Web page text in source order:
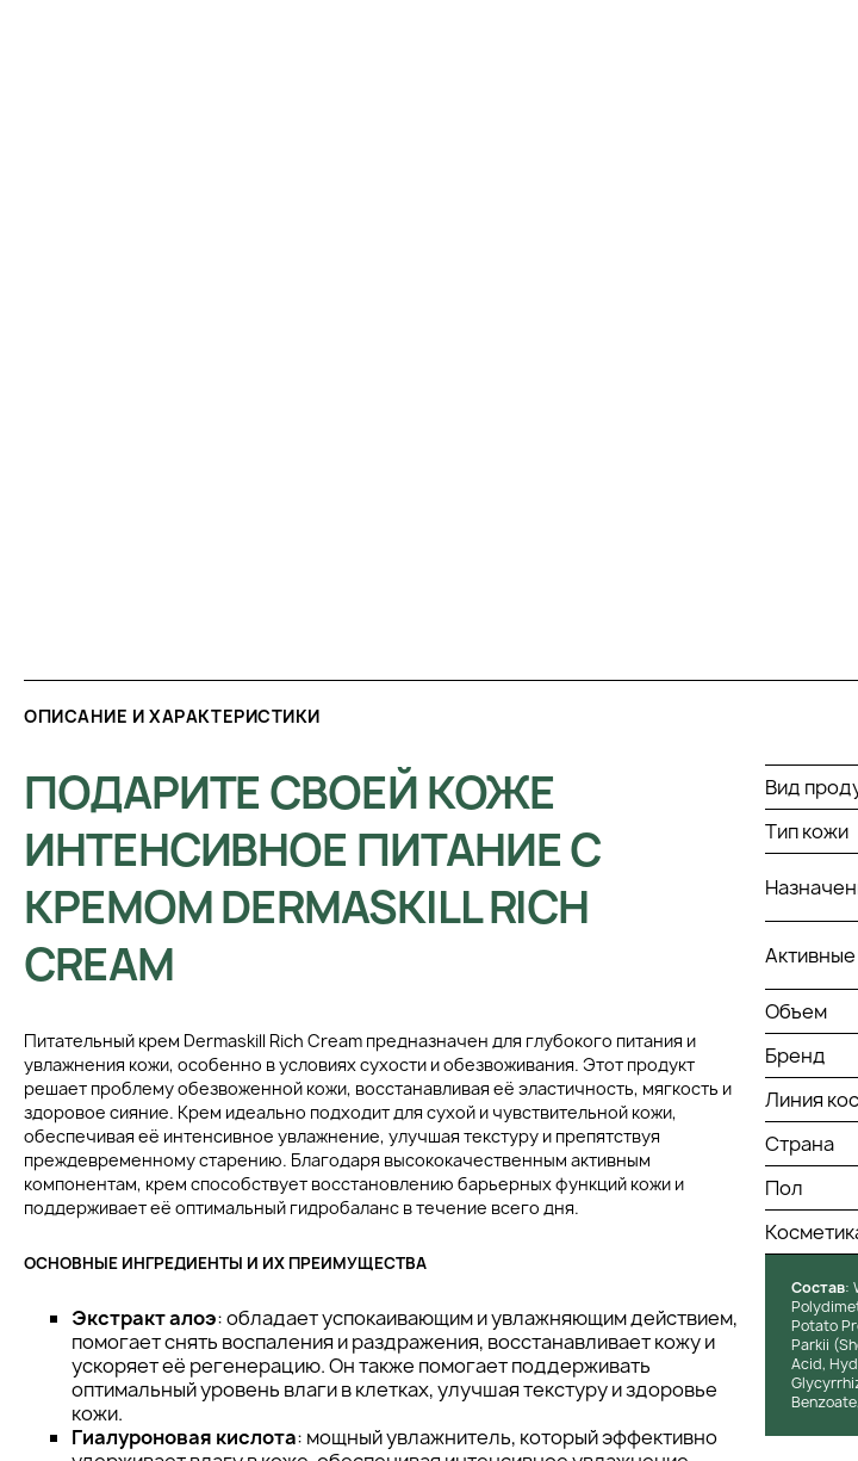
ОПИСАНИЕ И ХАРАКТЕРИСТИКИ
ПОДАРИТЕ СВОЕЙ КОЖЕ
ИНТЕНСИВНОЕ ПИТАНИЕ С
КРЕМОМ DERMASKILL RICH
CREAM
Питательный крем Dermaskill Rich Cream предназначен для глубокого питания и
увлажнения кожи, особенно в условиях сухости и обезвоживания. Этот продукт
решает проблему обезвоженной кожи, восстанавливая её эластичность, мягкость и
здоровое сияние. Крем идеально подходит для сухой и чувствительной кожи,
обеспечивая её интенсивное увлажнение, улучшая текстуру и препятствуя
преждевременному старению. Благодаря высококачественным активным
компонентам, крем способствует восстановлению барьерных функций кожи и
поддерживает её оптимальный гидробаланс в течение всего дня.
ОСНОВНЫЕ ИНГРЕДИЕНТЫ И ИХ ПРЕИМУЩЕСТВА
Экстракт алоэ: обладает успокаивающим и увлажняющим действием,
помогает снять воспаления и раздражения, восстанавливает кожу и
ускоряет её регенерацию. Он также помогает поддерживать
оптимальный уровень влаги в клетках, улучшая текстуру и здоровье
кожи.
Гиалуроновая кислота: мощный увлажнитель, который эффективно
Вид
Тип кожи
Объем
Бренд
Линия
Страна
Пол
Состав:
Potato
Parkii
Acid,